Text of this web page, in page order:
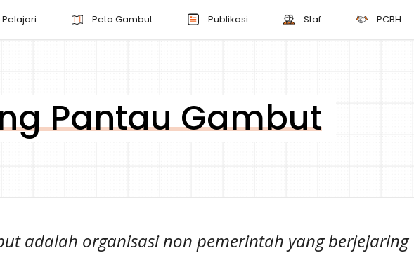
Pelajari Peta Gambut Publikasi Staf PCBH
Pantau Gambut
adalah organisasi non pemerintah yang berjejaring